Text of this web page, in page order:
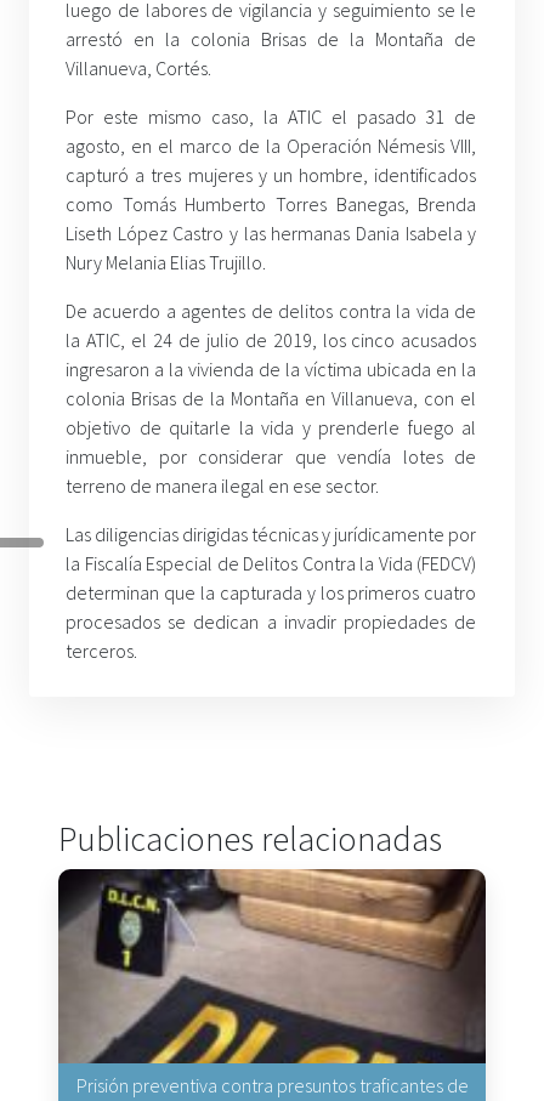
luego de labores de vigilancia y seguimiento se le
arrestó en la colonia Brisas de la Montaña de
Villanueva, Cortés.
Por este mismo caso, la ATIC el pasado 31 de
agosto, en el marco de la Operación Némesis VIII,
capturó a tres mujeres y un hombre, identificados
como Tomás Humberto Torres Banegas, Brenda
Liseth López Castro y las hermanas Dania Isabela y
Nury Melania Elias Trujillo.
De acuerdo a agentes de delitos contra la vida de
la ATIC, el 24 de julio de 2019, los cinco acusados
ingresaron a la vivienda de la víctima ubicada en la
colonia Brisas de la Montaña en Villanueva, con el
objetivo de quitarle la vida y prenderle fuego al
inmueble, por considerar que vendía lotes de
terreno de manera ilegal en ese sector.
Las diligencias dirigidas técnicas y jurídicamente por
la Fiscalía Especial de Delitos Contra la Vida (FEDCV)
determinan que la capturada y los primeros cuatro
procesados se dedican a invadir propiedades de
terceros.
Publicaciones relacionadas
Prisión preventiva contra presuntos traficantes de